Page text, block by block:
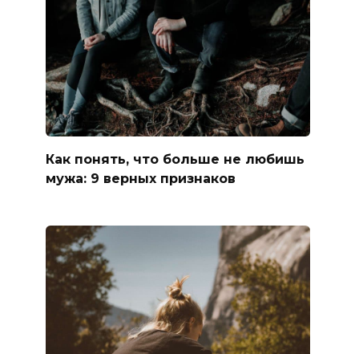
Как понять, что больше не любишь
мужа: 9 верных признаков